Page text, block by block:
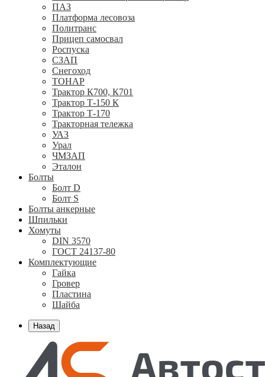
ПАЗ
Платформа лесовоза
Политранс
Прицеп самосвал
Роспуска
СЗАП
Снегоход
ТОНАР
Трактор К700, К701
Трактор Т-150 К
Трактор Т-170
Тракторная тележка
УАЗ
Урал
ЧМЗАП
Эталон
Болты
Болт D
Болт S
Болты анкерные
Шпильки
Хомуты
DIN 3570
ГОСТ 24137-80
Комплектующие
Гайка
Гровер
Пластина
Шайба
Назад